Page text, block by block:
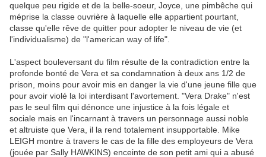
quelque peu rigide et de la belle-soeur, Joyce, une pimbêche qui
méprise la classe ouvrière à laquelle elle appartient pourtant,
classe qu'elle rêve de quitter pour adopter le niveau de vie (et
l'individualisme) de "l'american way of life".
L'aspect bouleversant du film résulte de la contradiction entre la
profonde bonté de Vera et sa condamnation à deux ans 1/2 de
prison, moins pour avoir mis en danger la vie d'une jeune fille que
pour avoir violé la loi interdisant l'avortement. "Vera Drake" n'est
pas le seul film qui dénonce une injustice à la fois légale et
sociale mais en l'incarnant à travers un personnage aussi noble
et altruiste que Vera, il la rend totalement insupportable. Mike
LEIGH montre à travers le cas de la fille des employeurs de Vera
(jouée par Sally HAWKINS) enceinte de son petit ami qui a abusé